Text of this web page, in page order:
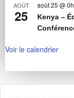
AOÛT
25
août 25 @
Kenya –
Voir le calendrier